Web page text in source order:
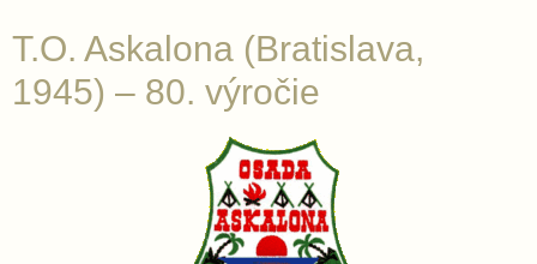
T.O. Askalona (Bratislava,
1945) – 80. výročie